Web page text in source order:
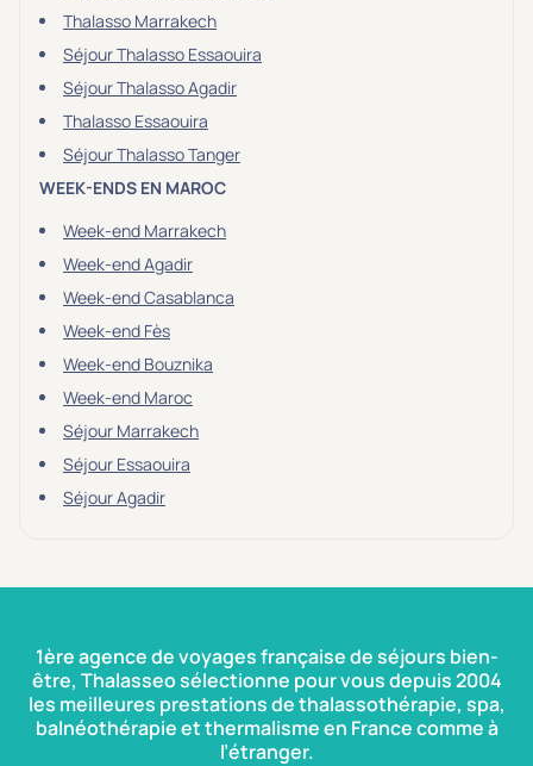
Thalasso Marrakech
Séjour Thalasso Essaouira
Séjour Thalasso Agadir
Thalasso Essaouira
Séjour Thalasso Tanger
WEEK-ENDS EN MAROC
Week-end Marrakech
Week-end Agadir
Week-end Casablanca
Week-end Fès
Week-end Bouznika
Week-end Maroc
Séjour Marrakech
Séjour Essaouira
Séjour Agadir
1ère agence de voyages française de séjours bien-
être, Thalasseo sélectionne pour vous depuis 2004
les meilleures prestations de thalassothérapie, spa,
balnéothérapie et thermalisme en France comme à
l’étranger.